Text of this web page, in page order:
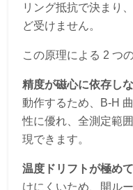
リング抵抗で決まり
ど受けません。
この原理による 2 つ
精度が磁心に依存し
動作するため、B-H
性に優れ、全測定範
現できます。
温度ドリフトが極め
けにくいため、開ル